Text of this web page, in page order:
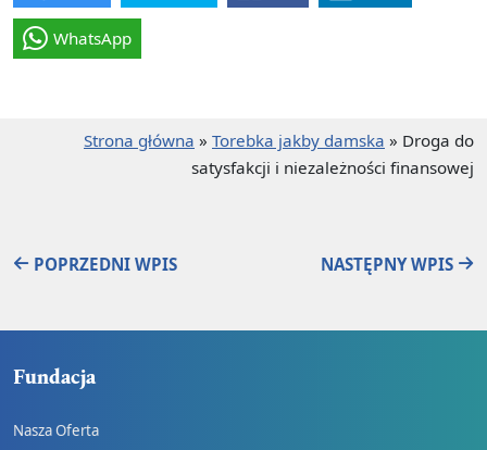
WhatsApp
Strona główna » Torebka jakby damska » Droga do
satysfakcji i niezależności finansowej
POPRZEDNI WPIS NASTĘPNY WPIS
Fundacja
Nasza Oferta